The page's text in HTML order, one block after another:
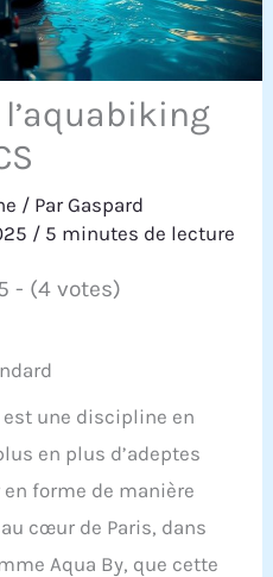
/ ParGaspard
/ 5 minutes de lecture
- (4 votes)
une discipline en
en plus d’adeptes
forme de manière
cœur de Paris, dans
Aqua By, que cette